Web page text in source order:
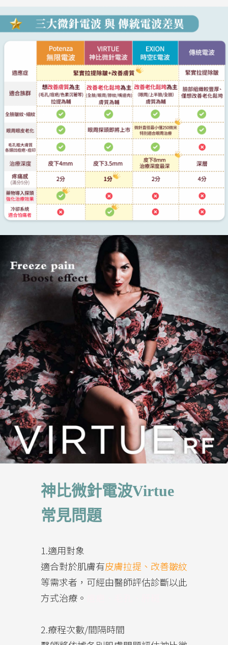
神比微針電波Virtue
常見問題
1.適用對象
適合對於肌膚有皮膚拉提、改善皺紋
等需求者，可經由醫師評估診斷以此
方式治療。
2.療程次數/間隔時間